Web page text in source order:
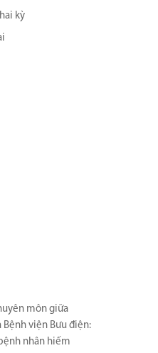
kỳ
môn giữa
Bệnh viện Bưu điện:
nhân hiếm